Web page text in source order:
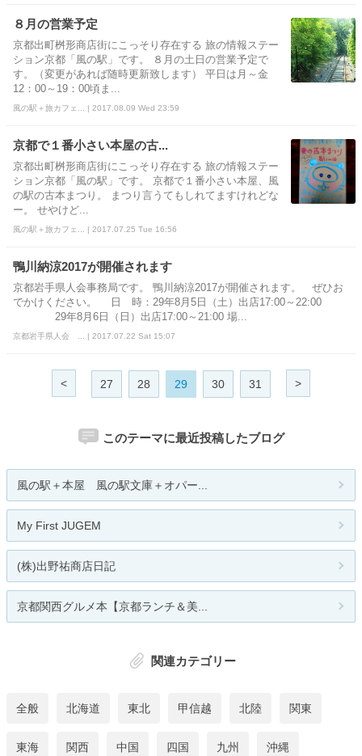
８月の営業予定
京都出町桝形商店街にこっそり存在する 旅の情報ステー
ション京都「風の駅」です。 ８月の土日の営業予定で
す。（変更があれば随時更新致します） 平日は月～金
12：00～19：00頃ま...
風の駅＋旅カフェ... | 2017.08.09 Wed 23:59
京都で１番小さい本屋の古...
京都出町桝形商店街にこっそり存在する 旅の情報ステー
ション京都「風の駅」です。 京都で１番小さい本屋、風
の駅の古本まつり。 まつり言うてもしれてますけれどな
ー。 せやけど...
風の駅＋旅カフェ... | 2017.07.25 Tue 16:56
鴨川納涼2017が開催されます
京都岩手県人会事務局です。 鴨川納涼2017が開催されます。 ぜひお
でかけください。 日 時：29年8月5日（土）出店17:00～22:00
29年8月6日（日）出店17:00～21:00 場...
京都岩手県人会 ... | 2017.07.22 Sat 15:07
< 27 28 29 30 31 >
このテーマに最近投稿したブログ
風の駅＋本屋 風の駅文庫＋オパー...
My First JUGEM
(株)出野祐商店日記
京都関西グルメ本【京都ランチ＆美...
関連カテゴリー
全般 北海道 東北 甲信越 北陸 関東
東海 関西 中国 四国 九州 沖縄